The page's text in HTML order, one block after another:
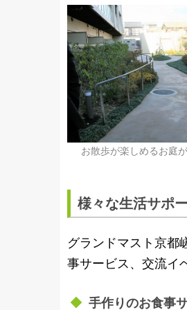
お散歩が楽しめるお庭
様々な生活サポ
グランドマスト京都
事サービス、交流イ
手作りのお食事